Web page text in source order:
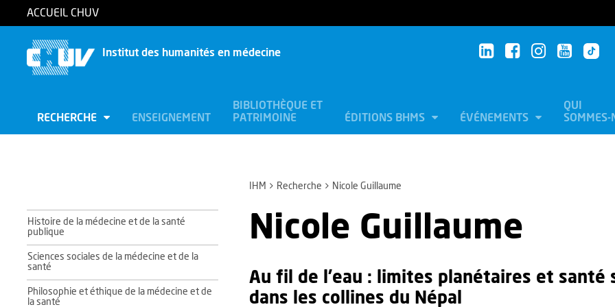
ACCUEIL CHUV
Institut des humanités en médecine
RECHERCHE ENSEIGNEMENT
BIBLIOTHÈQUE ET
PATRIMOINE
ÉDITIONS BHMS ÉVÉNEMENTS
QUI
SOMMES-
IHM Recherche Nicole Guillaume
Histoire de la médecine et de la santé
publique
Sciences sociales de la médecine et de la
santé
Philosophie et éthique de la médecine et de
la santé
Nicole Guillaume
Au fil de l’eau : limites planétaires et
dans les collines du Népal